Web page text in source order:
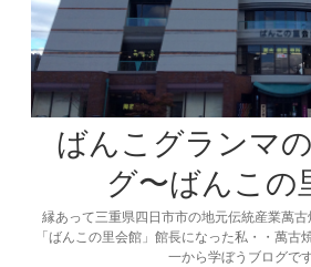
BANKO300th
ばんこの里会館
ばんこグランマ
グ〜ばんこの
縁あって三重県四日市市の地元伝統産業萬
「ばんこの里会館」館長になった私・・萬古
一から学ぼうブログです